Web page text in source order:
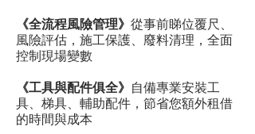
《全流程風險管理》 從事前睇位覆尺、
風險評估，施工保護、廢料清理，全面
控制現場變數
《工具與配件俱全》 自備專業安裝工
具、梯具、輔助配件，節省您額外租借
的時間與成本